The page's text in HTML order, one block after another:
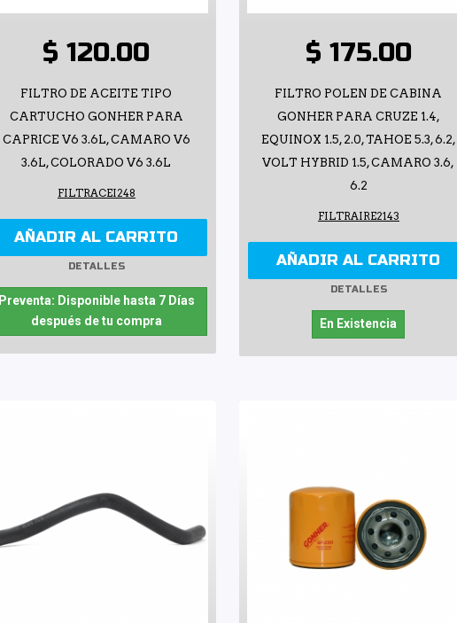
$ 120.00
FILTRO DE ACEITE TIPO
CARTUCHO GONHER PARA
CAPRICE V6 3.6L, CAMARO V6
3.6L, COLORADO V6 3.6L
FILTRACEI248
AÑADIR AL CARRITO
DETALLES
Preventa: Disponible hasta 7 Días
después de tu compra
$ 175.00
FILTRO POLEN DE CABINA
GONHER PARA CRUZE 1.4,
EQUINOX 1.5, 2.0, TAHOE 5.3, 6.2,
VOLT HYBRID 1.5, CAMARO 3.6,
6.2
FILTRAIRE2143
AÑADIR AL CARRITO
DETALLES
En Existencia